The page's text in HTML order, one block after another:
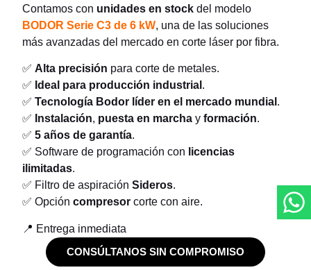
Contamos con unidades en stock del modelo
BODOR Serie C3 de 6 kW, una de las soluciones
más avanzadas del mercado en corte láser por fibra.
✅ Alta precisión para corte de metales.
✅ Ideal para producción industrial .
✅Tecnología Bodor líder en el mercado mundial .
✅ Instalación, puesta en marcha yformación.
✅5 años de garantía.
✅ Software de programación con licencias
ilimitadas.
✅ Filtro de aspiraciónSideros.
✅ Opcióncompresor corte con aire.
📍 Entrega inmediata
CONSÚLTANOS SIN COMPROMISO